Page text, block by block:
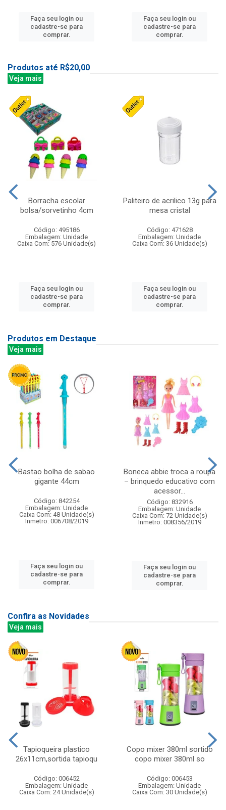
Faça seu login ou
cadastre-se para
comprar.
Faça seu login ou
cadastre-se para
comprar.
Produtos até R$20,00
Veja mais
Borracha escolar
bolsa/sorvetinho 4cm
Código: 495186
Embalagem: Unidade
Caixa Com: 576 Unidade(s)
Faça seu login ou
cadastre-se para
comprar.
Paliteiro de acrilico 13g para
mesa cristal
Código: 471628
Embalagem: Unidade
Caixa Com: 36 Unidade(s)
Faça seu login ou
cadastre-se para
comprar.
Produtos em Destaque
Veja mais
Bastao bolha de sabao
gigante 44cm
Código: 842254
Embalagem: Unidade
Caixa Com: 48 Unidade(s)
Inmetro: 006708/2019
Faça seu login ou
cadastre-se para
comprar.
Boneca abbie troca a roupa
– brinquedo educativo com
acessor...
Código: 832916
Embalagem: Unidade
Caixa Com: 72 Unidade(s)
Inmetro: 008356/2019
Faça seu login ou
cadastre-se para
comprar.
Confira as Novidades
Veja mais
Tapioqueira plastico
26x11cm,sortida tapioqu
Código: 006452
Embalagem: Unidade
Caixa Com: 24 Unidade(s)
Copo mixer 380ml sortido
copo mixer 380ml so
Código: 006453
Embalagem: Unidade
Caixa Com: 30 Unidade(s)